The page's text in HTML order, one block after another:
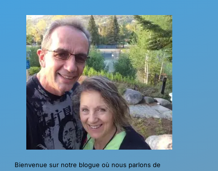
Bienvenue sur notre blogue où nous parlons de